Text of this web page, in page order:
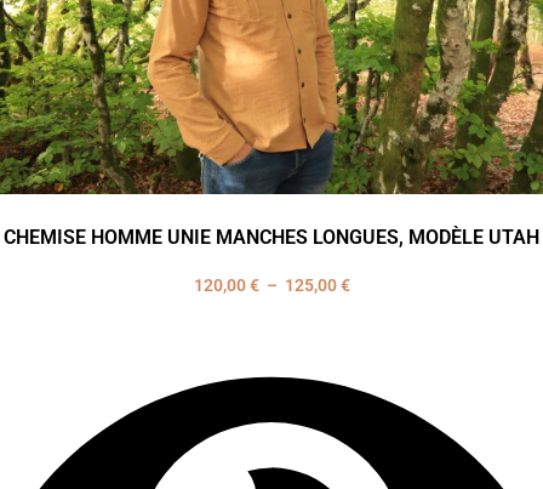
CHEMISE HOMME UNIE MANCHES LONGUES, MODÈLE UTAH
120,00€ – 125,00€Plage
à
125,00 €